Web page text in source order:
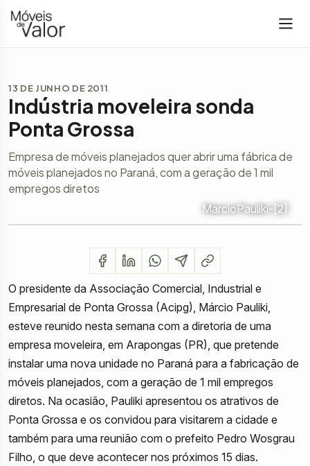
13 DE JUNHO DE 2011
Indústria moveleira sonda
Ponta Grossa
Empresa de móveis planejados quer abrir uma fábrica de
móveis planejados no Paraná, com a geração de 1 mil
empregos diretos
MarcioPauliki-[2]
O presidente da Associação Comercial, Industrial e
Empresarial de Ponta Grossa (Acipg), Márcio Pauliki,
esteve reunido nesta semana com a diretoria de uma
empresa moveleira, em Arapongas (PR), que pretende
instalar uma nova unidade no Paraná para a fabricação de
móveis planejados, com a geração de 1 mil empregos
diretos. Na ocasião, Pauliki apresentou os atrativos de
Ponta Grossa e os convidou para visitarem a cidade e
também para uma reunião com o prefeito Pedro Wosgrau
Filho, o que deve acontecer nos próximos 15 dias.